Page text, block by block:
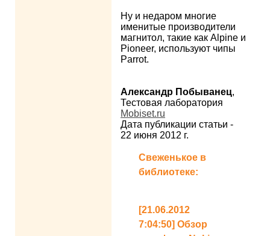
Ну и недаром многие
именитые производители
магнитол, такие как Alpine и
Pioneer, используют чипы
Parrot.
Александр Побыванец,
Тестовая лаборатория
Mobiset.ru
Дата публикации статьи -
22 июня 2012 г.
Свеженькое в
библиотеке:
[21.06.2012
7:04:50] Обзор